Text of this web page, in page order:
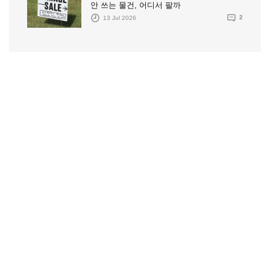
안 쓰는 물건, 어디서 팔까
13 Jul 2026 2